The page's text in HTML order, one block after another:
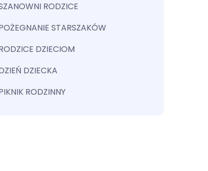
RODZICE
STARSZAKÓW
DZIECIOM
DZIECKA
RODZINNY